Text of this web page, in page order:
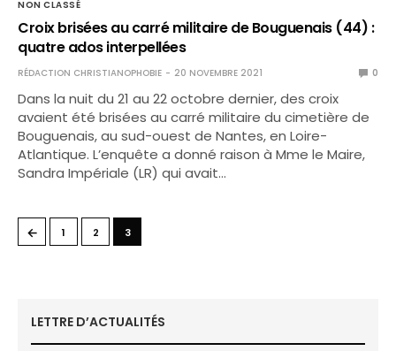
NON CLASSÉ
Croix brisées au carré militaire de Bouguenais (44) :
quatre ados interpellées
RÉDACTION CHRISTIANOPHOBIE 20 NOVEMBRE 2021 0
Dans la nuit du 21 au 22 octobre dernier, des croix
avaient été brisées au carré militaire du cimetière de
Bouguenais, au sud-ouest de Nantes, en Loire-
Atlantique. L’enquête a donné raison à Mme le Maire,
Sandra Impériale (LR) qui avait…
← 1 2 3
LETTRE D’ACTUALITÉS